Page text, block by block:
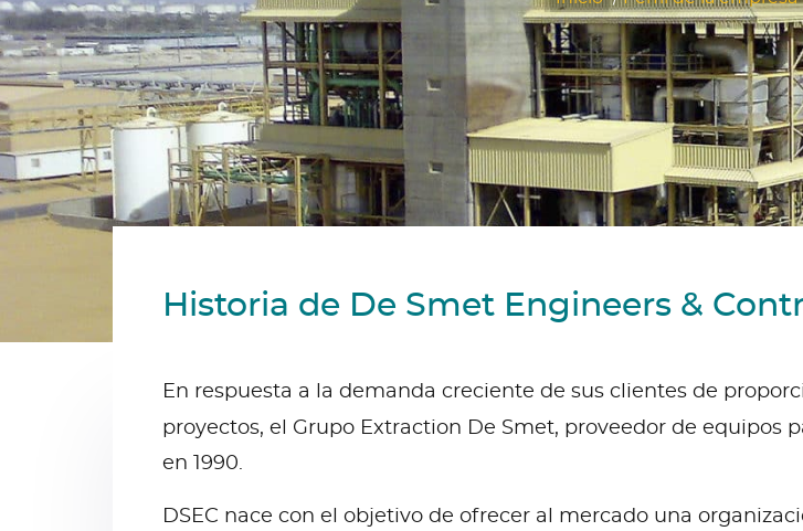
Historia de De Smet Engineers &
En respuesta a la demanda creciente de sus clientes de
proyectos, el Grupo Extraction De Smet, proveedor de equipos
en 1990.
DSEC nace con el objetivo de ofrecer al mercado una